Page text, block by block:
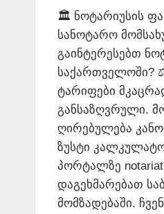
🏛️ ნოტარიუსის
სანოტარო
გაინტერესებთ
საქართველოში?
ტარიფები
განსაზღვრული.
ღირებულება
ზუსტი
პორტალზე
დაგეხმარებათ
მომზადებაში.